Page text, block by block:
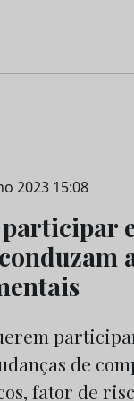
2023 15:08
de
fator de